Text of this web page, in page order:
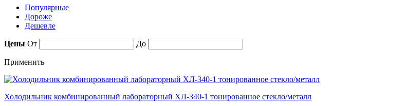
Популярные
Дороже
Дешевле
Цены От До
Применить
Холодильник комбинированный лабораторный ХЛ-340-1 тонированное стекло/металл